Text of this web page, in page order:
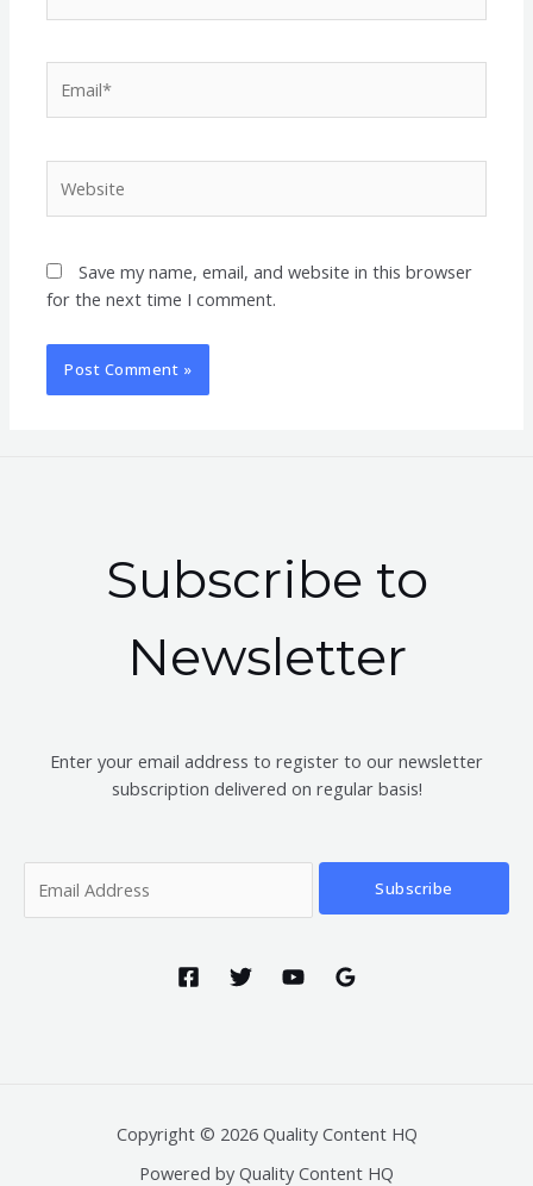
Save my name, email, and website in this browser
for the next time I comment.
Subscribe to
Newsletter
Enter your email address to register to our newsletter
subscription delivered on regular basis!
Subscribe
Copyright © 2026 Quality Content HQ
Powered by Quality Content HQ